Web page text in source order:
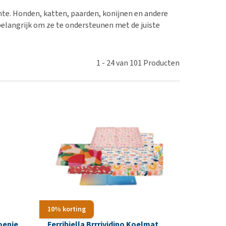
en dementie
alles
Mijn hond plast in
Wat nu?
Honden, katten, paarden, konijnen en andere
om ze te ondersteunen met de juiste
1 - 24van 101 Producten
10% korting